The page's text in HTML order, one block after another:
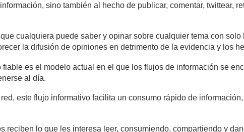
sino también al hecho de publicar, comentar, twittear,
cualquiera puede saber y opinar sobre cualquier tema con solo
la difusión de opiniones en detrimento de la evidencia y los
es el modelo actual en el que los flujos de información se
al día.
este flujo informativo facilita un consumo rápido de
lo que les interesa leer, consumiendo, compartiendo y